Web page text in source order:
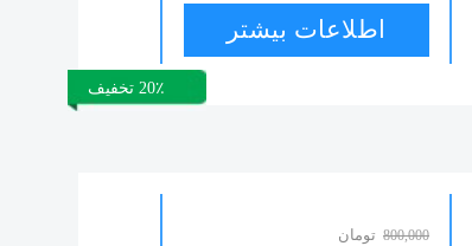
اطلاعات بیشتر
20٪ تخفیف
800,000 تومان